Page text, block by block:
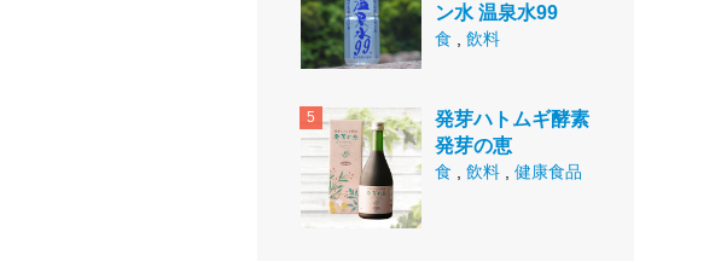
ン水 温泉水99
食 飲料
発芽ハトムギ酵素
発芽の恵
食 飲料 健康食品